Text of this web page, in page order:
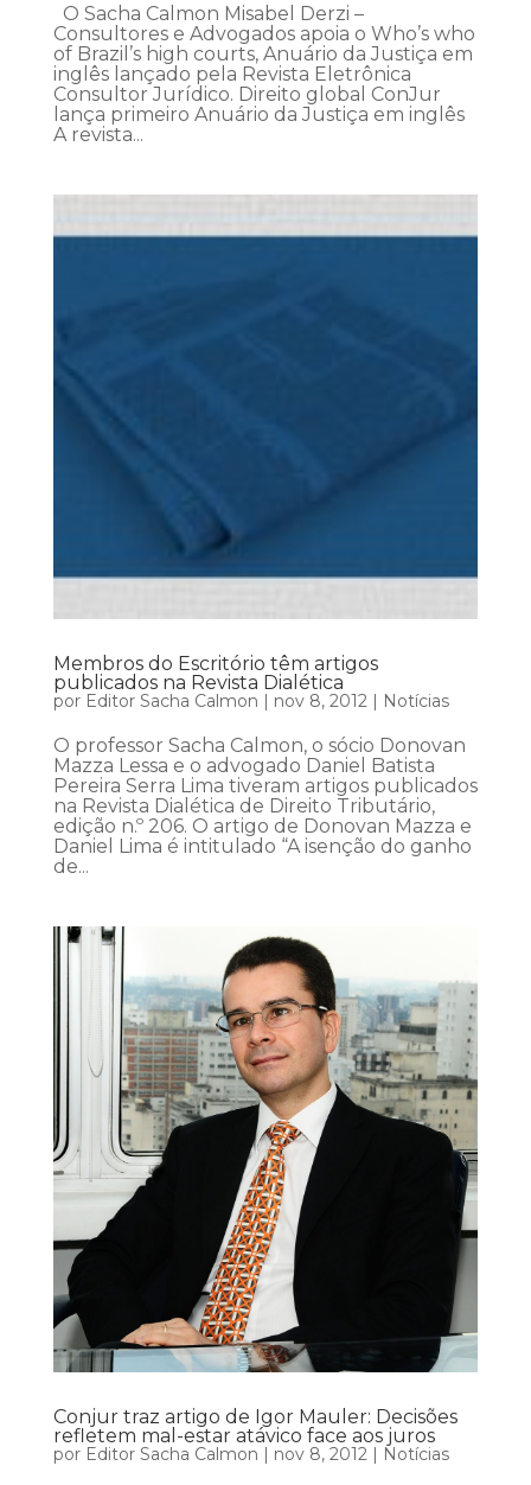
O Sacha Calmon Misabel Derzi –
Consultores e Advogados apoia o Who’s who
of Brazil’s high courts, Anuário da Justiça em
inglês lançado pela Revista Eletrônica
Consultor Jurídico. Direito global ConJur
lança primeiro Anuário da Justiça em inglês
A revista...
Membros do Escritório têm artigos
publicados na Revista Dialética
por Editor Sacha Calmon nov 8, 2012| Notícias
O professor Sacha Calmon, o sócio Donovan
Mazza Lessa e o advogado Daniel Batista
Pereira Serra Lima tiveram artigos publicados
na Revista Dialética de Direito Tributário,
edição n.º 206. O artigo de Donovan Mazza e
Daniel Lima é intitulado “A isenção do ganho
de...
Conjur traz artigo de Igor Mauler: Decisões
refletem mal-estar atávico face aos juros
por Editor Sacha Calmon | nov 8, 2012| Notícias